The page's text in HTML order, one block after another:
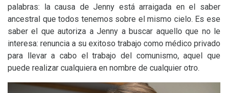
palabras: la causa de Jenny está arraigada en el saber
ancestral que todos tenemos sobre el mismo cielo. Es ese
saber el que autoriza a Jenny a buscar aquello que no le
interesa: renuncia a su exitoso trabajo como médico privado
para llevar a cabo el trabajo del comunismo, aquel que
puede realizar cualquiera en nombre de cualquier otro.